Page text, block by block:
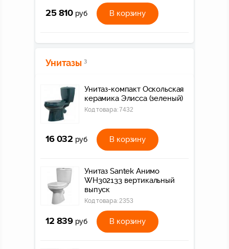
25 810 руб В корзину
Унитазы 3
Унитаз-компакт Оскольская
керамика Элисса (зеленый)
Код товара:7432
16 032 руб В корзину
Унитаз Santek Анимо
WH302133 вертикальный
выпуск
Код товара: 2353
12 839 руб В корзину